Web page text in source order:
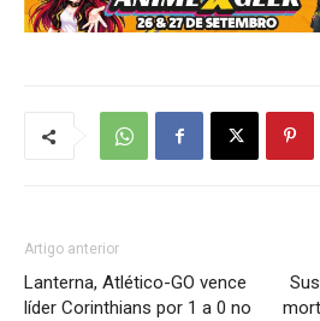
Artigo anterior
Lanterna, Atlético-GO vence
líder Corinthians por 1 a 0 no